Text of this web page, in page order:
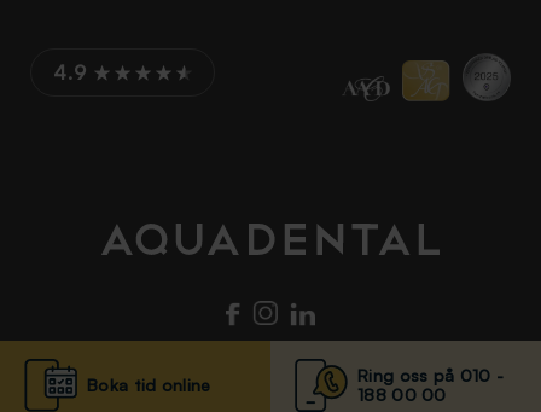
Boka tid online
Ring oss på 010 -
188 00 00
4.9
© Aqua Dental 2025 Integritetsmeddelande